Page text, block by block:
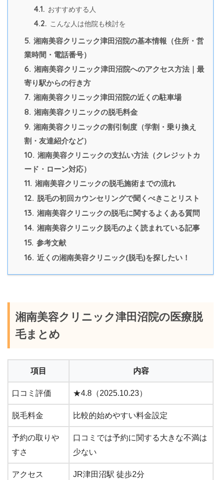
4.1. おすすめする人
4.2. こんな人は他院も検討を
5. 湘南美容クリニック津田沼院の基本情報（住所・営
業時間・電話番号）
6. 湘南美容クリニック津田沼院へのアクセス方法｜最
寄り駅からの行き方
7. 湘南美容クリニック津田沼院の近くの駐車場
8. 湘南美容クリニックの脱毛料金
9. 湘南美容クリニックの割引制度（学割・乗り換え
割・友達紹介など）
10. 湘南美容クリニックの支払い方法（クレジットカ
ード・ローン対応）
11. 湘南美容クリニックの脱毛施術までの流れ
12. 脱毛の初回カウンセリングで聞くべきことリスト
13. 湘南美容クリニックの脱毛に関するよくある質問
14. 湘南美容クリニック脱毛のよく読まれている記事
15. 参考文献
16. 近くの湘南美容クリニック(脱毛)を探したい！
湘南美容クリニック津田沼院の医療脱
毛まとめ
項目 内容
口コミ評価 ★4.8（2025.10.23）
脱毛料金 比較的始めやすい料金設定
予約の取りや
すさ
口コミでは予約に関する大きな不満は
少ない
アクセス JR津田沼駅 徒歩2分